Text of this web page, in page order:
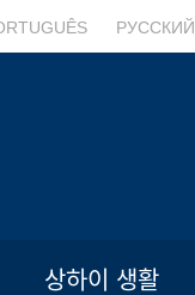
РУССКИЙ
상하이 생활